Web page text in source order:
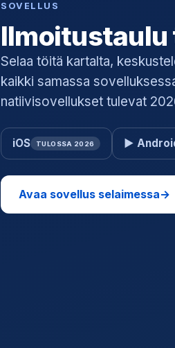
SOVELLUS
Ilmoitustaulu
Selaa töitä kartalta,
kaikki samassa
natiivisovellukset tulevat
iOS TULOSSA 2026 ▶
Avaa sovellus selaimessa→